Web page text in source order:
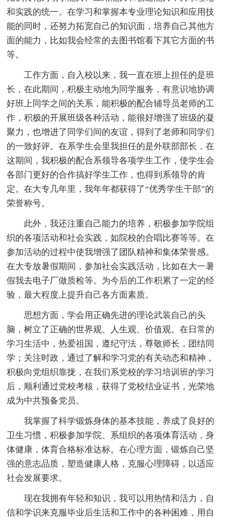
和实践的统一。在学习和掌握本专业理论知识和应用技
能的同时，还努力拓宽自己的知识面，培养自己其他方
面的能力，比如我会经常的去图书馆看下其它方面的书
等。
工作方面，自入校以来，我一直在班上担任的是班
长，在此期间，积极主动地为同学服务，有意识地协调
好班上同学之间的关系，能积极的配合辅导员老师的工
作，积极的开展班级各种活动，能很好增强了班级的凝
聚力，也增进了同学们间的友谊，得到了老师和同学们
的一致好评。在系学生会里我担任的是外联部部长，在
这期间，我积极的配合系领导各项学生工作，使学生会
各部门更好的合作搞好学生工作，也得到系领导的肯
定。在大专几年里，我年年都获得了“优秀学生干部”的
荣誉称号。
此外，我还注重自己能力的培养，积极参加学院组
织的各项活动和社会实践，如院校的合唱比赛等等。在
参加活动的过程中使我增强了团队精神和集体荣誉感。
在大专放暑假期间，参加社会实践活动，比如在大一暑
假我去电子厂做质检等。为今后的工作积累了一定的经
验，最大程度上提升自己各方面素质。
思想方面，学会用正确先进的理论武装自己的头
脑，树立了正确的世界观、人生观、价值观。在日常的
学习生活中，热爱祖国，遵纪守法，尊敬师长，团结同
学；关注时政，通过了解和学习党的有关动态和精神，
积极向党组织靠拢，在我们系党校的学习培训班的学习
后，顺利通过党校考核，获得了党校结业证书，光荣地
成为中共预备党员。
我掌握了科学锻炼身体的基本技能，养成了良好的
卫生习惯，积极参加学院、系组织的各项体育活动，身
体健康，体育合格标准达标。在心理方面，锻炼自己坚
强的意志品质，塑造健康人格，克服心理障碍，以适应
社会发展要求。
现在我拥有年轻和知识，我可以用热情和活力，自
信和学识来克服毕业后生活和工作中的各种困难，用自